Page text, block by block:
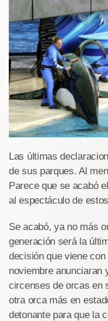
Las últimas
de sus parques. Al
Parece que se acabó
al espectáculo de
Se acabó, ya no más
generación será la
decisión que viene
noviembre anunciaran
circenses de orcas en
otra orca más en
detonante para que la